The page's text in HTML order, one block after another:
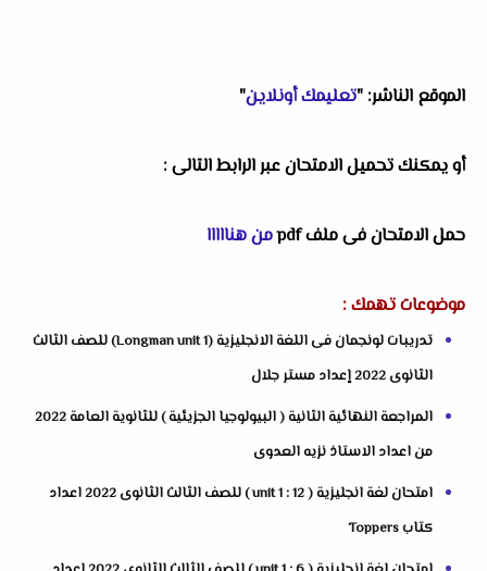
الموقع الناشر: "تعليمك أونلاين"
أو يمكنك تحميل الامتحان عبر الرابط التالى :
حمل الامتحان فى ملف pdf من هنااااا
موضوعات تهمك :
تدريبات لونجمان فى اللغة الانجليزية (Longman unit 1) للصف الثالث
الثانوى 2022 إعداد مستر جلال
المراجعة النهائية الثانية ( البيولوجيا الجزيئية ) للثانوية العامة 2022
من اعداد الاستاذ نزيه العدوى
امتحان لغة انجليزية ( unit 1 : 12 ) للصف الثالث الثانوى 2022 اعداد
كتاب Toppers